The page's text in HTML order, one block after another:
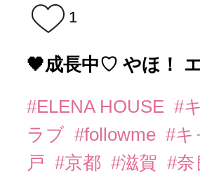
1
🖤成長中♡ やほ！
#ELENA HOUSE #
ラブ #followme #キ
戸 #京都 #滋賀 #奈